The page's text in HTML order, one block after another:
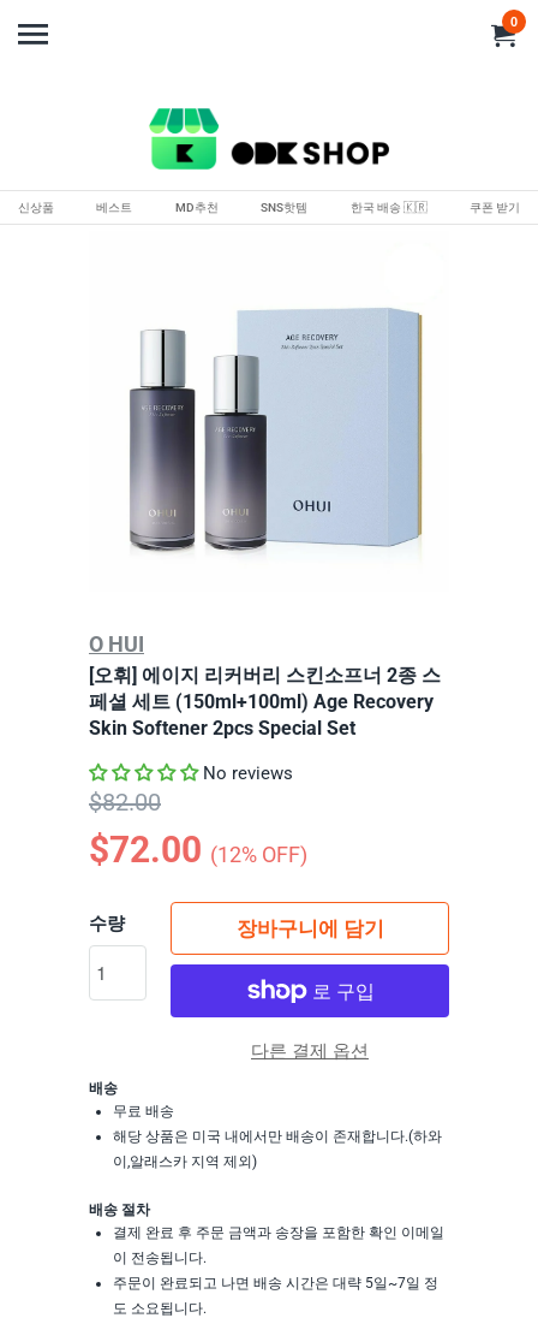
0
신상품 베스트 MD추천 SNS핫템 한국 배송 🇰🇷 쿠폰 받기
O HUI
[오휘] 에이지 리커버리 스킨소프너 2종 스
페셜 세트 (150ml+100ml) Age Recovery
Skin Softener 2pcs Special Set
No reviews
$82.00
$72.00 (12% OFF)
수량 장바구니에 담기
다른 결제 옵션
배송
무료 배송
해당 상품은 미국 내에서만 배송이 존재합니다.(하와
이,알래스카 지역 제외)
배송 절차
결제 완료 후 주문 금액과 송장을 포함한 확인 이메일
이 전송됩니다.
주문이 완료되고 나면 배송 시간은 대략 5일~7일 정
도 소요됩니다.